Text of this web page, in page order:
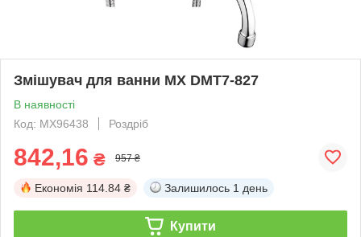
Змішувач для ванни MX DMT7-827
В наявності
Код: MX96438
Роздріб
842,16 ₴ 957 ₴
Економія 114.84 ₴ Залишилось 1 день
Купити